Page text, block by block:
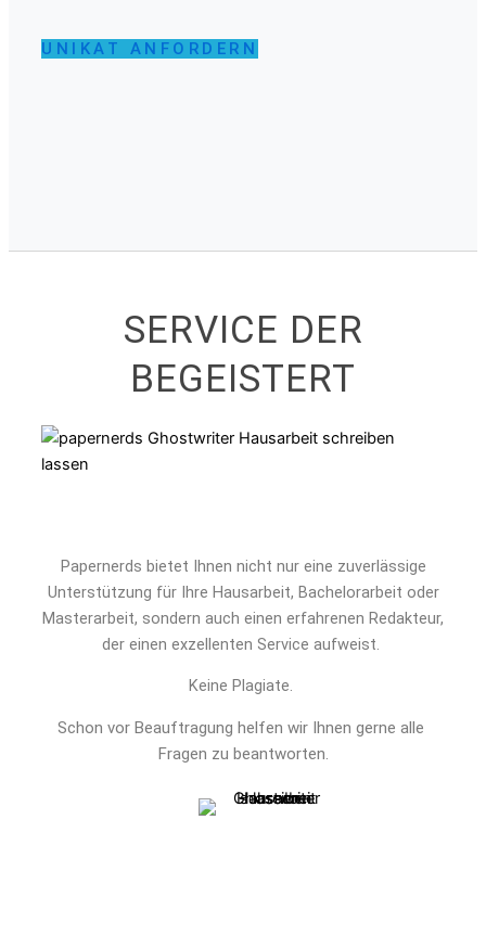
UNIKAT ANFORDERN
SERVICE DER
BEGEISTERT
Papernerds bietet Ihnen nicht nur eine zuverlässige
Unterstützung für Ihre Hausarbeit, Bachelorarbeit oder
Masterarbeit, sondern auch einen erfahrenen Redakteur,
der einen exzellenten Service aufweist.
Keine Plagiate.
Schon vor Beauftragung helfen wir Ihnen gerne alle
Fragen zu beantworten.